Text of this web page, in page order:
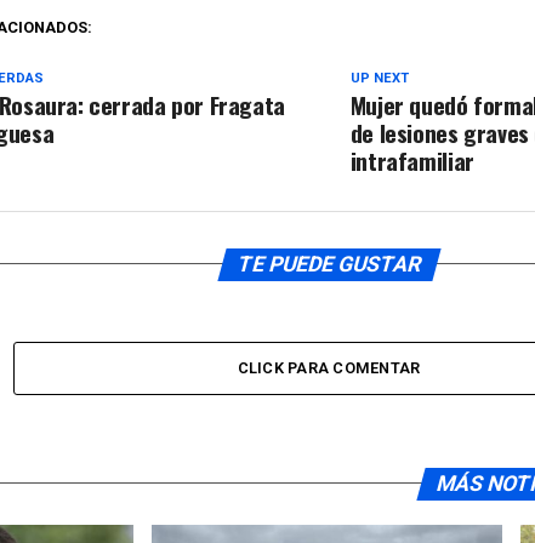
UP NEXT
Mujer quedó
de lesiones
intrafamiliar
cerrada por Fragata
TE PUEDE GUSTAR
CLICK PARA COMENTAR
MÁS